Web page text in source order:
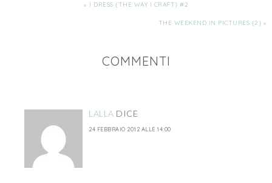
« I DRESS {THE WAY I CRAFT} #2
THE WEEKEND IN PICTURES {2} »
COMMENTI
LALLA DICE
24 FEBBRAIO 2012 ALLE 14:00